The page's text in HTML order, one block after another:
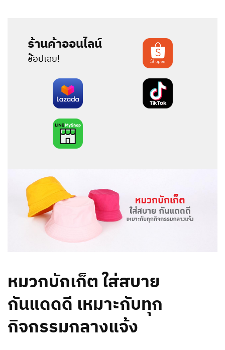
ร้านค้าออนไลน์
:
ช้อปเลย!
หมวกบักเก็ต ใส่สบาย
กันแดดดี เหมาะกับทุก
กิจกรรมกลางแจ้ง